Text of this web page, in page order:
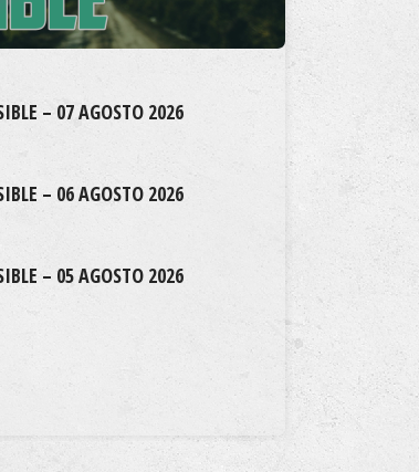
– 07 AGOSTO 2026
– 06 AGOSTO 2026
– 05 AGOSTO 2026
VER